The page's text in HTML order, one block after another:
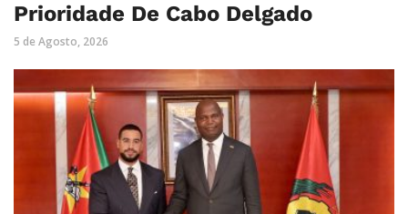
Prioridade De Cabo Delgado
5 de Agosto, 2026